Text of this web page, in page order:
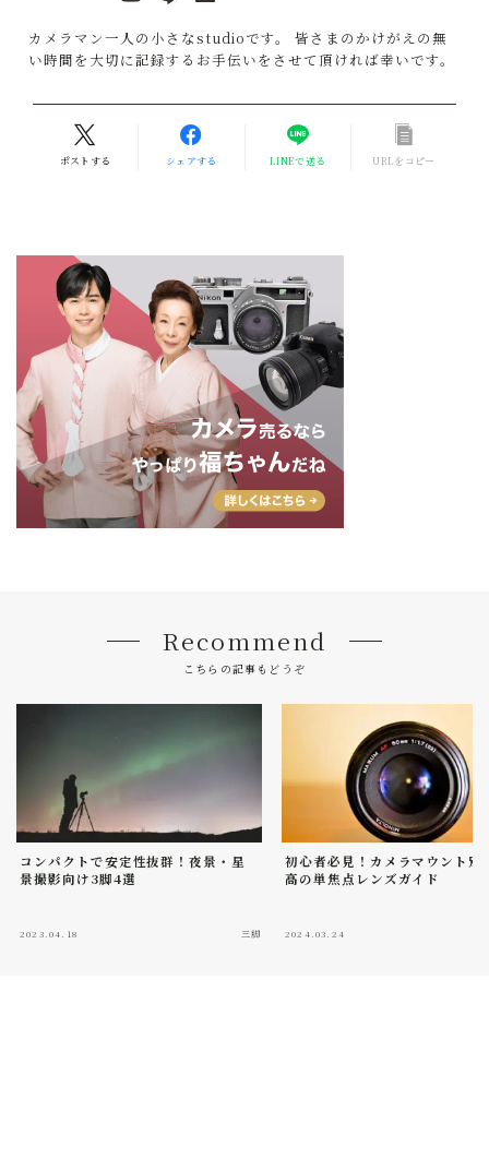
カメラマン一人の小さなstudioです。 皆さまのかけがえの無
い時間を大切に記録するお手伝いをさせて頂ければ幸いです。
ポストする シェアする LINEで送る URLをコピー
Recommend
こちらの記事もどうぞ
コンパクトで安定性抜群！夜景・星
景撮影向け3脚4選
2023.04.18 三脚
初心者必見！カメラマウント別
高の単焦点レンズガイド
2024.03.24